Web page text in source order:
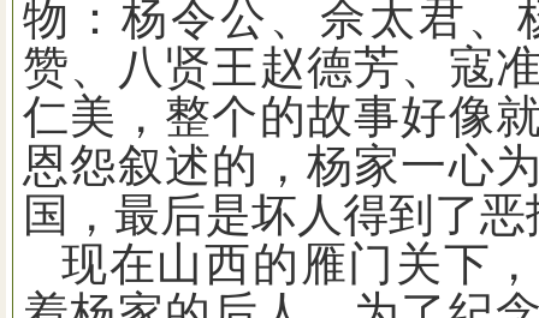
物：杨令公、佘太君、
赞、八贤王赵德芳、寇
仁美，整个的故事好像
恩怨叙述的，杨家一心
国，最后是坏人得到了
现在山西的雁门关下